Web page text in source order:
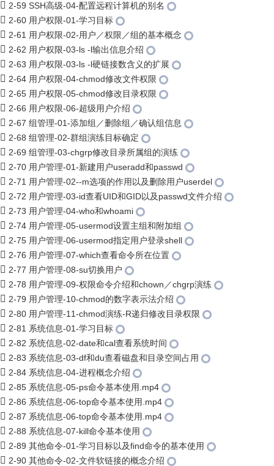
2-59 SSH高级-04-配置远程计算机的别名
2-60 用户权限-01-学习目标
2-61 用户权限-02-用户／权限／组的基本概念
2-62 用户权限-03-ls -l输出信息介绍
2-63 用户权限-03-ls -l硬链接数含义的扩展
2-64 用户权限-04-chmod修改文件权限
2-65 用户权限-05-chmod修改目录权限
2-66 用户权限-06-超级用户介绍
2-67 组管理-01-添加组／删除组／确认组信息
2-68 组管理-02-群组演练目标确定
2-69 组管理-03-chgrp修改目录所属组的演练
2-70 用户管理-01-新建用户useradd和passwd
2-71 用户管理-02--m选项的作用以及删除用户userdel
2-72 用户管理-03-id查看UID和GID以及passwd文件介绍
2-73 用户管理-04-who和whoami
2-74 用户管理-05-usermod设置主组和附加组
2-75 用户管理-06-usermod指定用户登录shell
2-76 用户管理-07-which查看命令所在位置
2-77 用户管理-08-su切换用户
2-78 用户管理-09-权限命令介绍和chown／chgrp演练
2-79 用户管理-10-chmod的数字表示法介绍
2-80 用户管理-11-chmod演练-R递归修改目录权限
2-81 系统信息-01-学习目标
2-82 系统信息-02-date和cal查看系统时间
2-83 系统信息-03-df和du查看磁盘和目录空间占用
2-84 系统信息-04-进程概念介绍
2-85 系统信息-05-ps命令基本使用.mp4
2-86 系统信息-06-top命令基本使用.mp4
2-87 系统信息-06-top命令基本使用.mp4
2-88 系统信息-07-kill命令基本使用
2-89 其他命令-01-学习目标以及find命令的基本使用
2-90 其他命令-02-文件软链接的概念介绍